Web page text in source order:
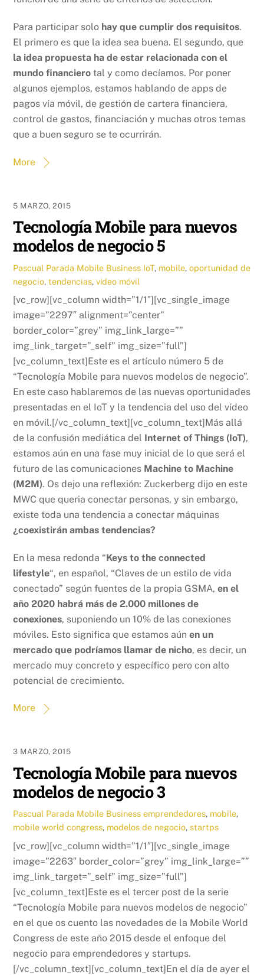
Para participar solo hay que cumplir dos requisitos.
El primero es que la idea sea buena. El segundo, que
la idea propuesta ha de estar relacionada con el
mundo financiero tal y como decíamos. Por poner
algunos ejemplos, estamos hablando de apps de
pagos vía móvil, de gestión de cartera financiera,
control de gastos, financiación y muchas otros temas
que a buen seguro se te ocurrirán.
More
5 MARZO, 2015
Tecnología Mobile para nuevos
modelos de negocio 5
Pascual Parada Mobile Business IoT, mobile,oportunidad de
negocio,tendencias,vídeo móvil
[vc_row][vc_column width=”1/1″][vc_single_image
image=”2297″ alignment=”center”
border_color=”grey” img_link_large=””
img_link_target=”_self” img_size=”full”]
[vc_column_text]Este es el artículo número 5 de
“Tecnología Mobile para nuevos modelos de negocio”.
En este caso hablaremos de las nuevas oportunidades
presentadas en el IoT y la tendencia del uso del vídeo
en móvil.[/vc_column_text][vc_column_text]Más allá
de la confusión mediática del Internet of Things (IoT),
estamos aún en una fase muy inicial de lo que será el
futuro de las comunicaciones Machine to Machine
(M2M). Os dejo una reflexión: Zuckerberg dijo en este
MWC que queria conectar personas, y sin embargo,
existe toda una tendencia a conectar máquinas
¿coexistirán ambas tendencias?
En la mesa redonda “Keys to the connected
lifestyle“, en español, “Claves de un estilo de vida
conectado” según fuentes de la propia GSMA,en el
año 2020 habrá más de 2.000 millones de
conexiones, suponiendo un 10% de las conexiones
móviles. Esto significa que estamos aúnen un
mercado que podríamos llamar de nicho, es decir, un
mercado muy concreto y específico pero con alto
potencial de crecimiento.
More
3 MARZO, 2015
Tecnología Mobile para nuevos
modelos de negocio 3
Pascual Parada Mobile Business emprendedores, mobile,
mobile world congress, modelos de negocio,startps
[vc_row][vc_column width=”1/1″][vc_single_image
image=”2263″ border_color=”grey” img_link_large=””
img_link_target=”_self” img_size=”full”]
[vc_column_text]Este es el tercer post de la serie
“Tecnología Mobile para nuevos modelos de negocio”
en el que os cuento las novedades de la Mobile World
Congress de este año 2015 desde el enfoque del
negocio para emprendedores y startups.
[/vc_column_text][vc_column_text]En el día de ayer el